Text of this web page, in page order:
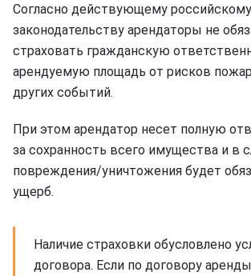
Согласно действующему российскому
законодательству арендаторы не
страховать гражданскую
арендуемую площадь от рисков
других событий.
При этом арендатор несет полную
за сохранность всего имущества и в
повреждения/уничтожения будет
ущерб.
Наличие страховки обусловлено
договора. Если по договору